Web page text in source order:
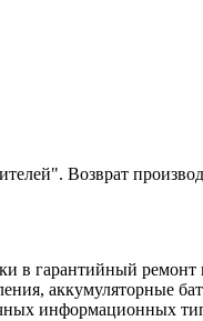
Возврат
в гарантийный ремонт
аккумуляторные
информационных